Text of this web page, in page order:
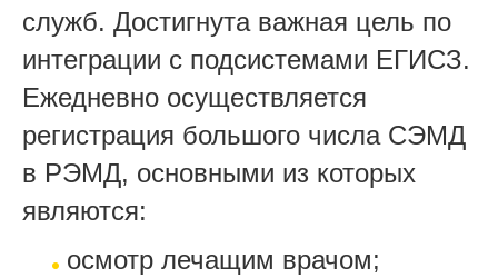
служб. Достигнута важная цель по
интеграции с подсистемами ЕГИСЗ.
Ежедневно осуществляется
регистрация большого числа СЭМД
в РЭМД, основными из которых
являются:
осмотр лечащим врачом;